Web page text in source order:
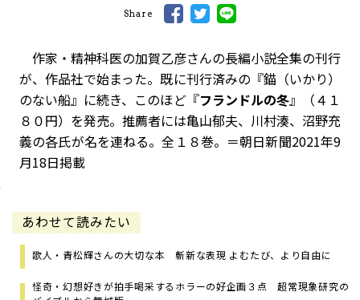
Share
作家・精神科医の加賀乙彦さんの長編小説全集の刊行
が、作品社で始まった。既に刊行済みの『錨（いかり）
のない船』に続き、このほど『フランドルの冬』（４１
８０円）を発売。推薦者には亀山郁夫、川村湊、沼野充
義の各氏が名を連ねる。全１８巻。＝朝日新聞2021年9
月18日掲載
あわせて読みたい
歌人・青松輝さんの大切な本 斬新な表現 よむたび、より自由に
怪奇・幻想好きが拍手喝采するホラーの好企画３点 超常現象研究の